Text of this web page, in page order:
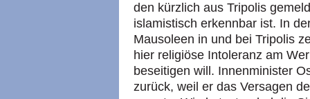
den kürzlich aus Tripolis
islamistisch erkennbar ist. In
Mausoleen in und bei Tripolis
hier religiöse Intoleranz am
beseitigen will. Innenminister
zurück, weil er das Versagen